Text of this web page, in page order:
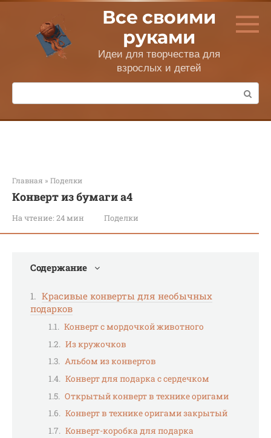
Перейти
контенту
Все своими
руками
Идеи для творчества для
взрослых и детей
Поиск:
Главная » Поделки
Конверт из бумаги а4
На чтение: 24 мин Поделки
Содержание
Красивые конверты для необычных
подарков
Конверт с мордочкой животного
Из кружочков
Альбом из конвертов
Конверт для подарка с сердечком
Открытый конверт в технике оригами
Конверт в технике оригами закрытый
Конверт-коробка для подарка